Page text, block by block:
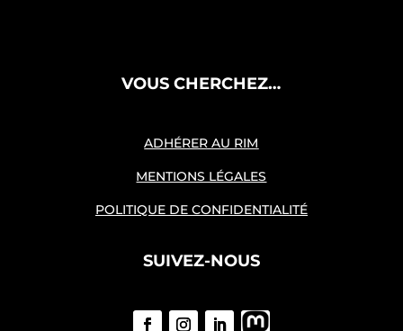
VOUS CHERCHEZ…
ADHÉRER AU RIM
MENTIONS LÉGALES
POLITIQUE DE CONFIDENTIALITÉ
SUIVEZ-NOUS